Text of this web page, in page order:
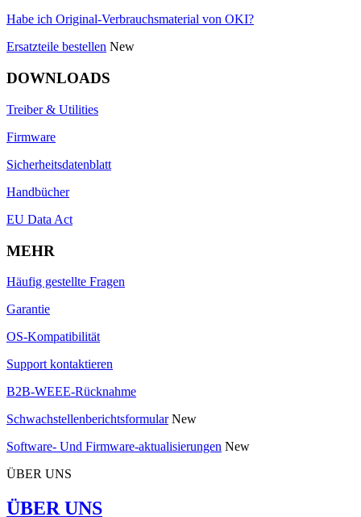
Habe ich Original-Verbrauchsmaterial von OKI?
Ersatzteile bestellen New
DOWNLOADS
Treiber & Utilities
Firmware
Sicherheitsdatenblatt
Handbücher
EU Data Act
MEHR
Häufig gestellte Fragen
Garantie
OS-Kompatibilität
Support kontaktieren
B2B-WEEE-Rücknahme
Schwachstellenberichtsformular New
Software- Und Firmware-aktualisierungen New
ÜBER UNS
ÜBER UNS